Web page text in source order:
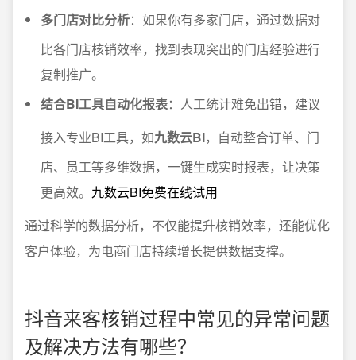
多门店对比分析：如果你有多家门店，通过数据对
比各门店核销效率，找到表现突出的门店经验进行
复制推广。
结合BI工具自动化报表：人工统计难免出错，建议
接入专业BI工具，如九数云BI，自动整合订单、门
店、员工等多维数据，一键生成实时报表，让决策
更高效。 九数云BI免费在线试用
通过科学的数据分析，不仅能提升核销效率，还能优化
客户体验，为电商门店持续增长提供数据支撑。
抖音来客核销过程中常见的异常问题
及解决方法有哪些？